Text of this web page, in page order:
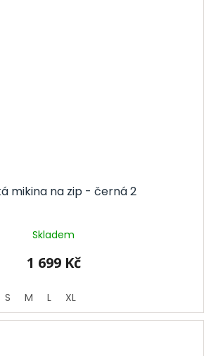
mikina na zip - černá 2
Skladem
1 699 Kč
S M L XL